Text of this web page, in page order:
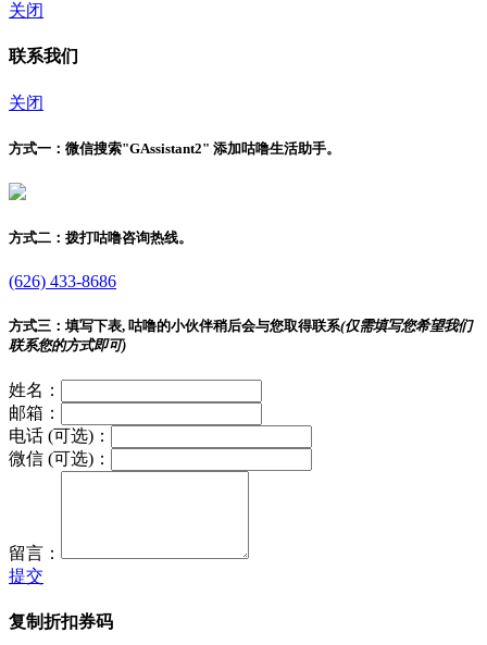
关闭
联系我们
关闭
方式一： 微信搜索"GAssistant2" 添加咕噜生活助手。
方式二： 拨打咕噜咨询热线。
(626) 433-8686
方式三： 填写下表, 咕噜的小伙伴稍后会与您取得联系(仅需填写您希望我们
联系您的方式即可)
姓名：
邮箱：
电话 (可选)：
微信 (可选)：
留言：
提交
复制折扣券码